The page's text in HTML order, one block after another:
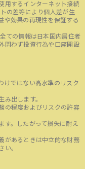
用するインターネット接続
の差等により個人差が生
や効果の再現性を保証する
ての情報は日本国内居住者
問わず投資行為や口座開設
けではない高水準のリスク
み出します。
の程度およびリスクの許容
す。したがって損失に耐え
があるときは中立的な財務
い。